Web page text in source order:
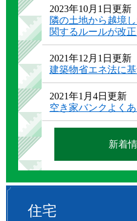
2023年10月1日更新
隣の土地から越境
関するルールが改
2021年12月1日更新
建築物省エネ法に
2021年1月4日更新
空き家バンクよく
新着
住宅